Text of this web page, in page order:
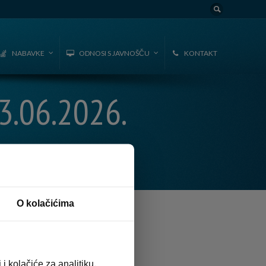
NABAVKE ODNOSI S JAVNOŠČU KONTAKT
O kolačićima
i kolačiće za analitiku,